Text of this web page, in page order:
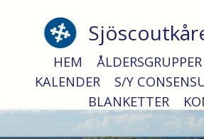
Fyrvaktare
HEM ÅLDERSGRUPPER
KALENDER
S/Y
BLANKETTER